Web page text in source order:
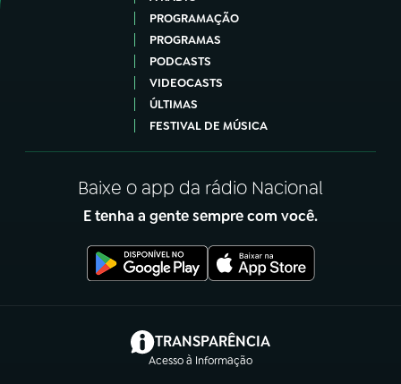
PROGRAMAÇÃO
PROGRAMAS
PODCASTS
VIDEOCASTS
ÚLTIMAS
FESTIVAL DE MÚSICA
Baixe o app da rádio Nacional
E tenha a gente sempre com você.
TRANSPARÊNCIA
Acesso à Informação
(abre em nova aba)